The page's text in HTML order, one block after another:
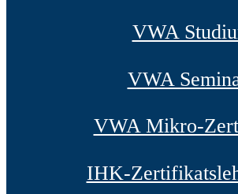
VWA
VWA
VWA Mikro-
IHK-